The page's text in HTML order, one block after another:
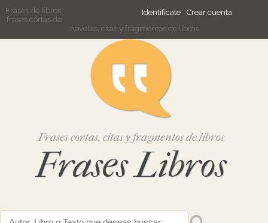
Identifícate Crear cuenta
Frases de libros,
frases cortas de
novelas, citas y fragmentos de libros
Frases cortas, citas y fragmentos de libros
Frases Libros